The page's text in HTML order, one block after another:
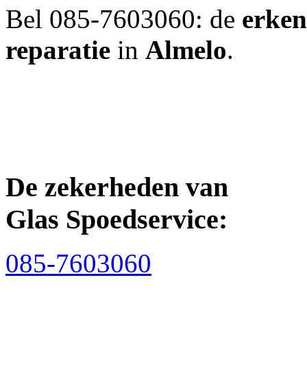
Bel 085-7603060: de
reparatie in Almelo.
De zekerheden van
Glas Spoedservice:
085-7603060